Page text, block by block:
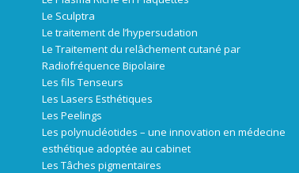
Le Sculptra
Le traitement de l’hypersudation
Le Traitement du relâchement cutané par
Radiofréquence Bipolaire
Les fils Tenseurs
Les Lasers Esthétiques
Les Peelings
Les polynucléotides – une innovation en médecine
esthétique adoptée au cabinet
Les Tâches pigmentaires